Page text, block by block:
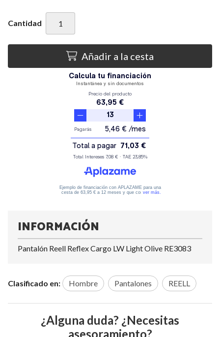
Cantidad
Añadir a la cesta
INFORMACIÓN
Pantalón Reell Reflex Cargo LW Light Olive RE3083
Clasificado en: Hombre Pantalones REELL
¿Alguna duda? ¿Necesitas
asesoramiento?